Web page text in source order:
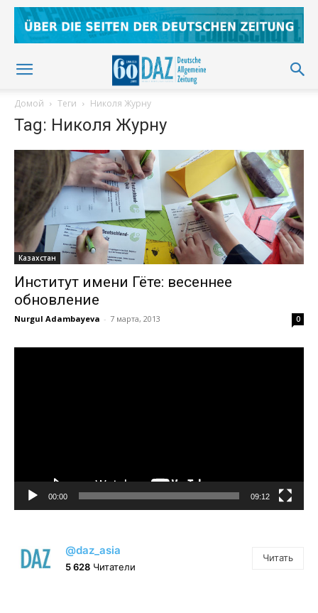
Домой Теги Николя Журну
Tag: Николя Журну
Казахстан
Институт имени Гёте: весеннее
обновление
Nurgul Adambayeva - 7 марта, 2013 0
00:00 09:12
@daz_asia
5 628 Читатели
Читать